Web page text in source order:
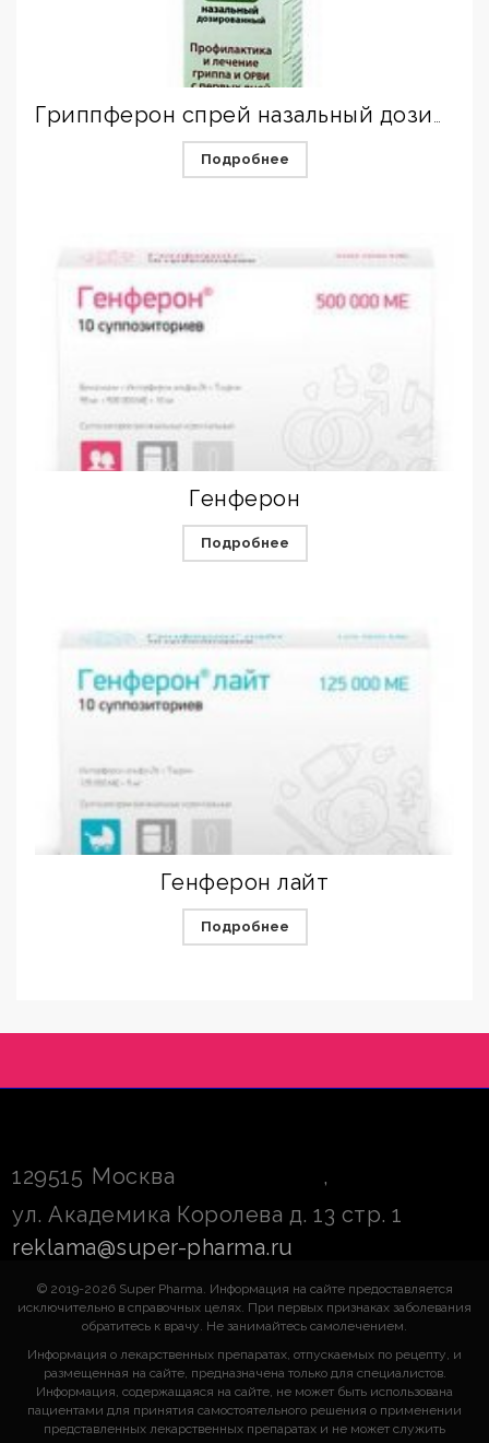
Гриппферон спрей назальный дозированный 500 МЕ/доза (10 тыс.МЕ/мл) 10 мл
Подробнее
Генферон
Подробнее
Генферон лайт
Подробнее
129515 Москва
,
ул. Академика Королева д. 13 стр. 1
reklama@super-pharma.ru
© 2019-2026 Super Pharma. Информация на сайте предоставляется
исключительно в справочных целях. При первых признаках заболевания
обратитесь к врачу. Не занимайтесь самолечением.
Информация о лекарственных препаратах, отпускаемых по рецепту, и
размещенная на сайте, предназначена только для специалистов.
Информация, содержащаяся на сайте, не может быть использована
пациентами для принятия самостоятельного решения о применении
представленных лекарственных препаратах и не может служить